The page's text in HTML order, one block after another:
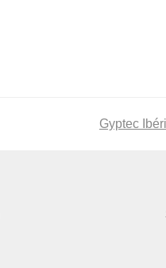
next
Gyptec